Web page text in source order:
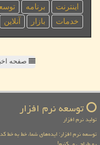
اینترنت برنامه
خدمات
بازار آنلاین
صفحه
توسعه نرم افزار
تولید نرم افزار
توسعه نرم افزار: ایده‌های شما، خط به خط